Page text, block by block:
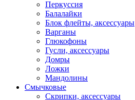
Перкуссия
Балалайки
Блок флейты, аксессуары
Варганы
Глюкофоны
Гусли, аксессуары
Домры
Ложки
Мандолины
Смычковые
Скрипки, аксессуары